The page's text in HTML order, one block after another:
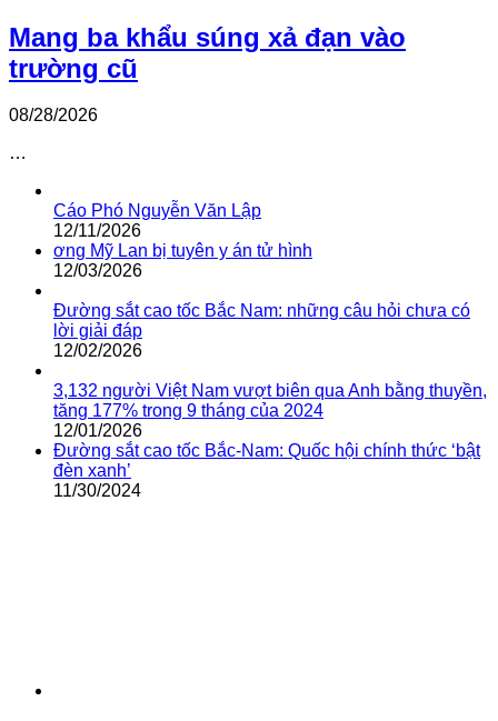
Mang ba khẩu súng xả đạn vào
trường cũ
08/28/2026
…
Cáo Phó Nguyễn Văn Lập
12/11/2026
ơng Mỹ Lan bị tuyên y án tử hình
12/03/2026
Đường sắt cao tốc Bắc Nam: những câu hỏi chưa có
lời giải đáp
12/02/2026
3,132 người Việt Nam vượt biên qua Anh bằng thuyền,
tăng 177% trong 9 tháng của 2024
12/01/2026
Đường sắt cao tốc Bắc-Nam: Quốc hội chính thức ‘bật
đèn xanh’
11/30/2024